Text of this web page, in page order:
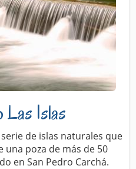
Las Islas
de islas naturales que
poza de más de 50
en San Pedro Carchá.